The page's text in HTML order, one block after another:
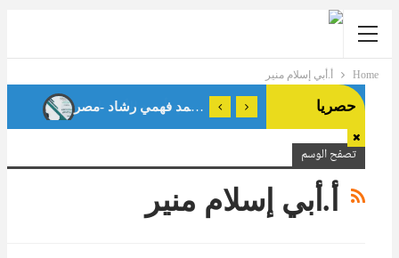
Home أ.أبي إسلام منير
حصريا
تصفح الوسم
أ.أبي إسلام منير